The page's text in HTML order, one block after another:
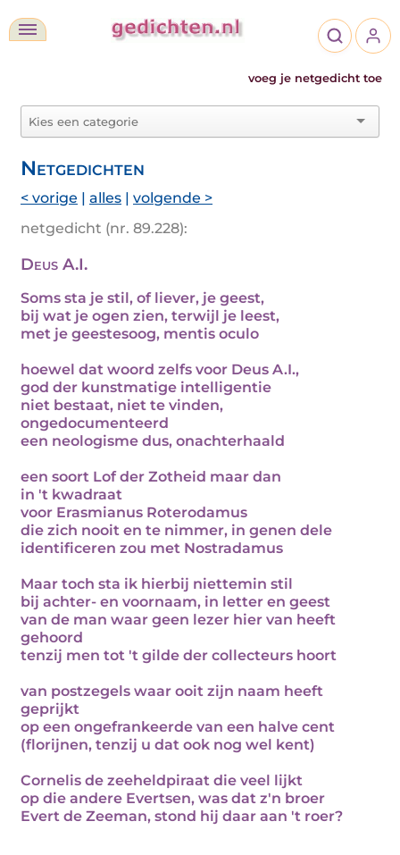
voeg je netgedicht toe
Netgedichten
< vorige | alles | volgende >
netgedicht (nr. 89.228):
Deus A.I.
Soms sta je stil, of liever, je geest,
bij wat je ogen zien, terwijl je leest,
met je geestesoog, mentis oculo
hoewel dat woord zelfs voor Deus A.I.,
god der kunstmatige intelligentie
niet bestaat, niet te vinden,
ongedocumenteerd
een neologisme dus, onachterhaald
een soort Lof der Zotheid maar dan
in 't kwadraat
voor Erasmianus Roterodamus
die zich nooit en te nimmer, in genen dele
identificeren zou met Nostradamus
Maar toch sta ik hierbij niettemin stil
bij achter- en voornaam, in letter en geest
van de man waar geen lezer hier van heeft
gehoord
tenzij men tot 't gilde der collecteurs hoort
van postzegels waar ooit zijn naam heeft
geprijkt
op een ongefrankeerde van een halve cent
(florijnen, tenzij u dat ook nog wel kent)
Cornelis de zeeheldpiraat die veel lijkt
op die andere Evertsen, was dat z'n broer
Evert de Zeeman, stond hij daar aan 't roer?